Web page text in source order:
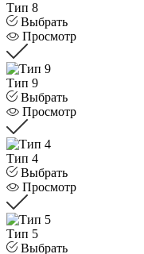
Тип 8
Выбрать
Просмотр
Тип 9
Выбрать
Просмотр
Тип 4
Выбрать
Просмотр
Тип 5
Выбрать